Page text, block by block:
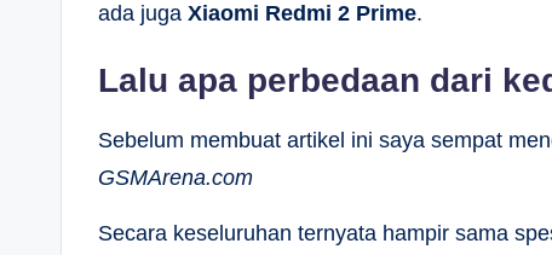
ada juga Xiaomi Redmi 2 Prime.
Lalu apa perbedaan dari
Sebelum membuat artikel ini saya sempat
GSMArena.com
Secara keseluruhan ternyata hampir sama